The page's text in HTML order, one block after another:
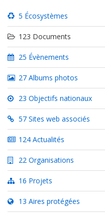
5 Écosystèmes
123 Documents
25 Évènements
27 Albums photos
23 Objectifs nationaux
57 Sites web associés
124 Actualités
22 Organisations
16 Projets
13 Aires protégées